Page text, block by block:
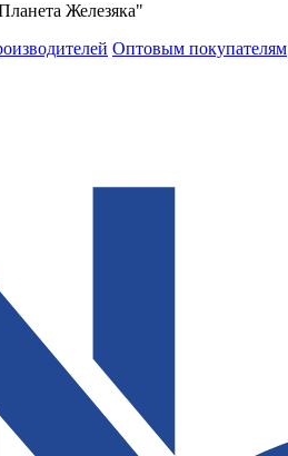
Железяка"
Оптовым покупателям